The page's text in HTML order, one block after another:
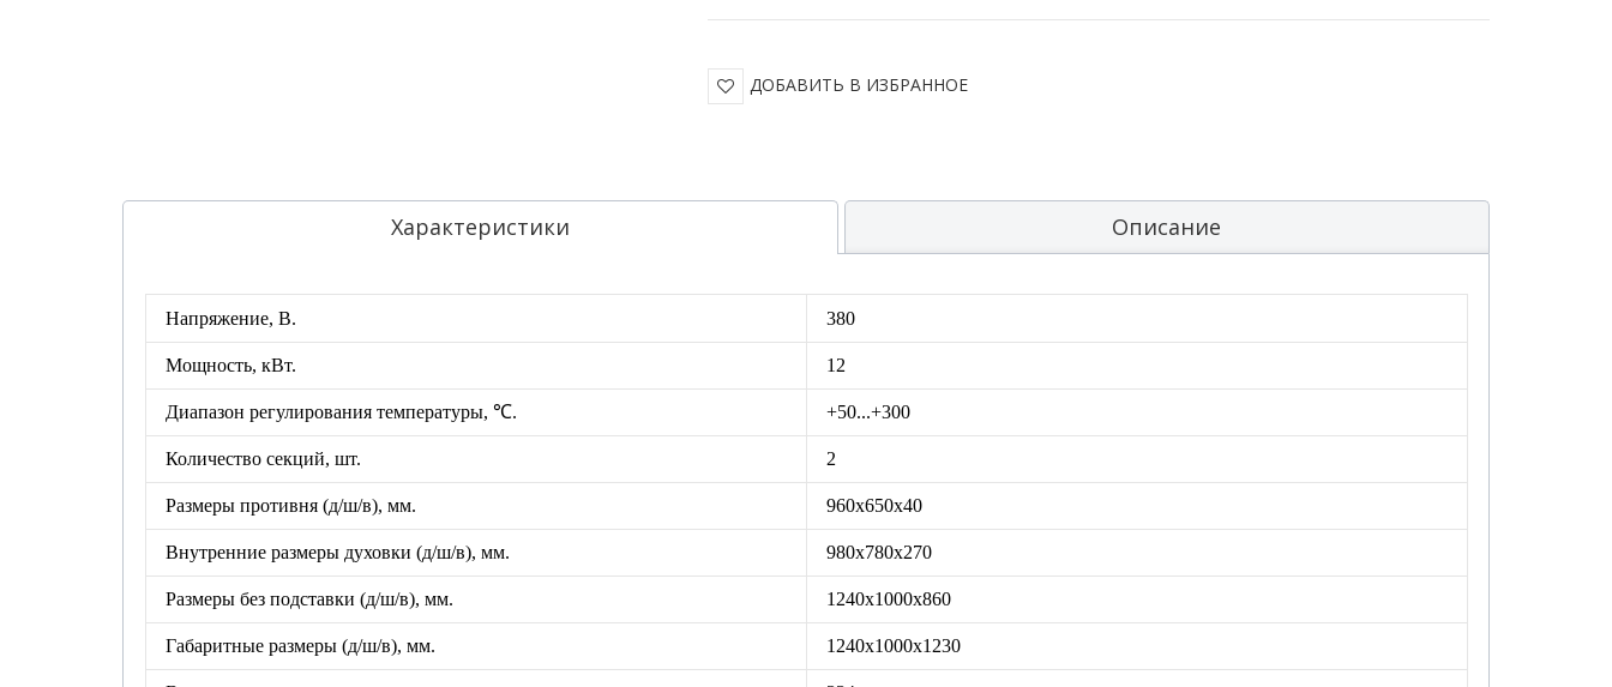
ДОБАВИТЬ В ИЗБРАННОЕ
Характеристики Описание
Напряжение, В. 380
Мощность, кВт. 12
Диапазон регулирования температуры, ℃. +50...+300
Количество секций, шт. 2
Размеры противня(д/ш/в), мм. 960х650х40
Внутренние размеры духовки (д/ш/в), мм. 980х780х270
Размеры без подставки (д/ш/в), мм. 1240x1000x860
Габаритные размеры (д/ш/в), мм. 1240x1000x1230